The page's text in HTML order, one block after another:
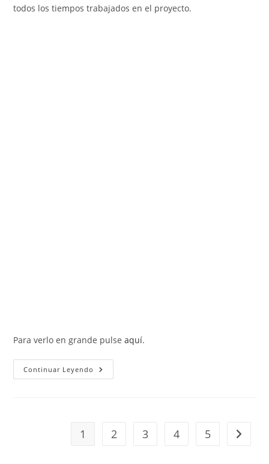
todos los tiempos trabajados en el proyecto.
Para verlo en grande pulseaquí.
Continuar Leyendo Presentación
De
1 2 3 4 5 Ir a la